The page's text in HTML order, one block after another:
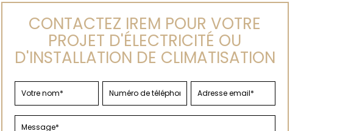
CONTACTEZ IREM POUR VOTRE
PROJET D'ÉLECTRICITÉ OU
D'INSTALLATION DE CLIMATISATION